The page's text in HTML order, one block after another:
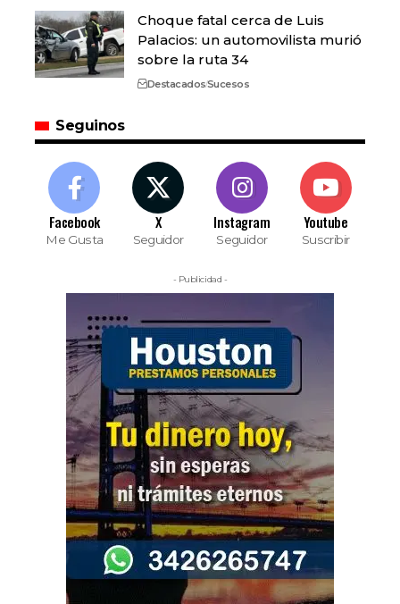
Choque fatal cerca de Luis
Palacios: un automovilista murió
sobre la ruta 34
DestacadosSucesos
Seguinos
Facebook
Me Gusta
X
Seguidor
Instagram
Seguidor
Youtube
Suscribir
- Publicidad -